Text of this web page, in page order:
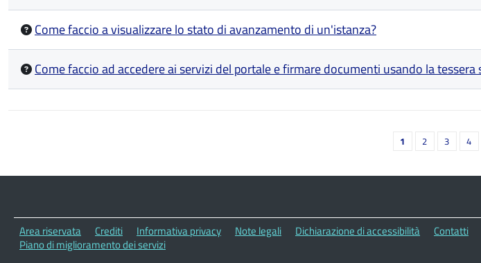
Come faccio a visualizzare lo stato di avanzamento di un'istanza?
Come faccio ad accedere ai servizi del portale e firmare documenti usando la
Pagina
1 Pagina
2 Pagina
3 4
Area riservata Crediti Informativa privacy Note legali Dichiarazione di accessibilità Contatti
Piano di miglioramento dei servizi